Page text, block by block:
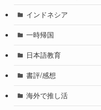
インドネシア
一時帰国
日本語教育
書評/感想
海外で推し活